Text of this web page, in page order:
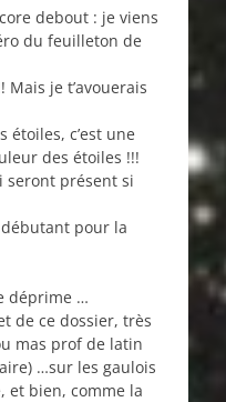
debout : je viens
du feuilleton de
je t’avouerais
c’est une
des étoiles !!!
seront présent si
pour la
déprime …
de ce dossier, très
mas prof de latin
…sur les gaulois
et bien, comme la